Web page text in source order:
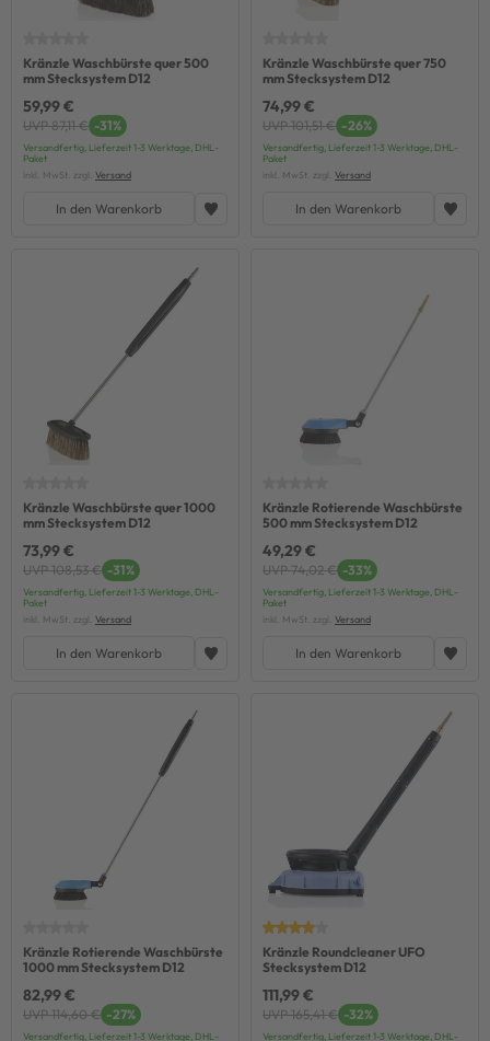
Kränzle Waschbürste quer 500
mm Stecksystem D12
59,99 €
UVP 87,11 € -31%
Versandfertig, Lieferzeit 1-3 Werktage, DHL-
Paket
inkl. MwSt. zzgl. Versand
In den Warenkorb
Kränzle Waschbürste quer 750
mm Stecksystem D12
74,99 €
UVP 101,51 € -26%
Versandfertig, Lieferzeit 1-3 Werktage, DHL-
Paket
inkl. MwSt. zzgl. Versand
In den Warenkorb
Kränzle Waschbürste quer 1000
mm Stecksystem D12
73,99 €
UVP 108,53 € -31%
Versandfertig, Lieferzeit 1-3 Werktage, DHL-
Paket
inkl. MwSt. zzgl. Versand
In den Warenkorb
Kränzle Rotierende Waschbürste
500 mm Stecksystem D12
49,29 €
UVP 74,02 € -33%
Versandfertig, Lieferzeit 1-3 Werktage, DHL-
Paket
inkl. MwSt. zzgl. Versand
In den Warenkorb
Kränzle Rotierende Waschbürste
1000 mm Stecksystem D12
82,99 €
UVP 114,60 € -27%
Versandfertig, Lieferzeit 1-3 Werktage, DHL-
Kränzle Roundcleaner UFO
Stecksystem D12
111,99 €
UVP 165,41 € -32%
Versandfertig, Lieferzeit 1-3 Werktage, DHL-